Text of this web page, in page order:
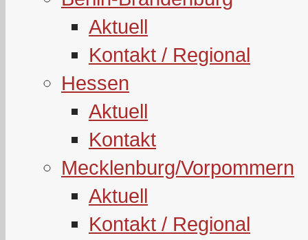
Aktuell
Kontakt / Regional
Hessen
Aktuell
Kontakt
Mecklenburg/Vorpommern
Aktuell
Kontakt / Regional